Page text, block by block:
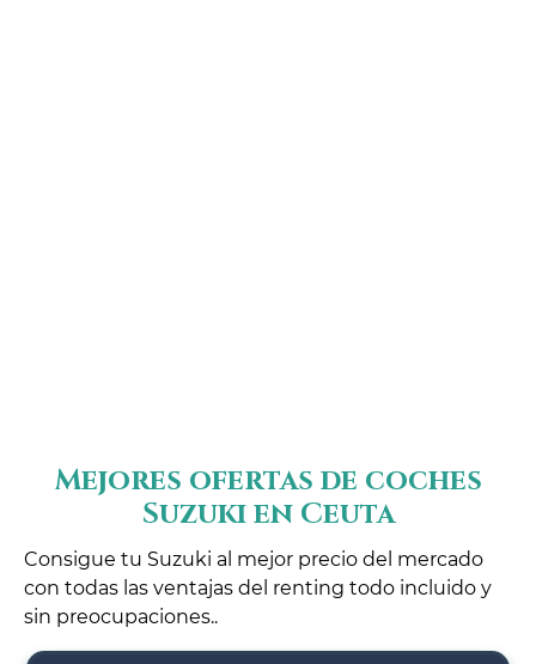
Mejores ofertas de coches
Suzuki en Ceuta
Consigue tu Suzuki al mejor precio del mercado
con todas las ventajas del renting todo incluido y
sin preocupaciones..